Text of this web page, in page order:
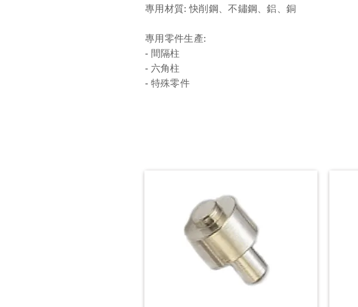
專用材質:​ 快削鋼、不鏽鋼、鋁、銅
專用零件生產:
- 間隔柱
- 六角柱
- 特殊零件